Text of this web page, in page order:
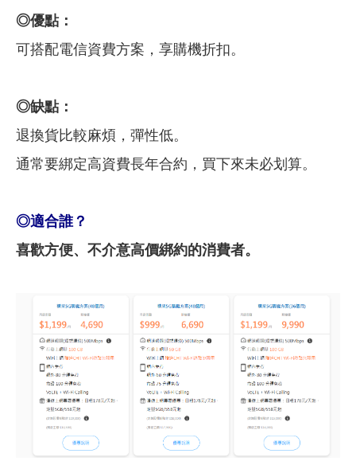
◎優點：
可搭配電信資費方案，享購機折扣。
◎缺點：
退換貨比較麻煩，彈性低。
通常要綁定高資費長年合約，買下來未必划算。
◎適合誰？
喜歡方便、不介意高價綁約的消費者。